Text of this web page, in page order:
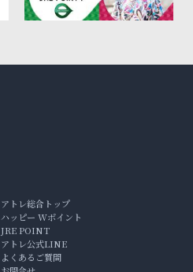
アトレ総合トップ
ハッピー Wポイント
JRE POINT
アトレ公式LINE
よくあるご質問